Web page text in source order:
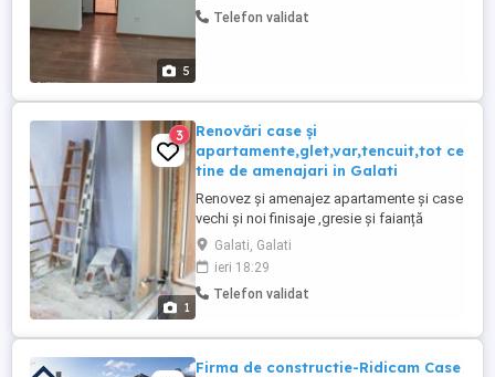
5
Telefon validat
1
3
Renovări case și
apartamente,glet,var,tencuit,tot ce
tine de amenajari in Galati
Renovez și amenajez apartamente și case
vechi și noi finisaje ,gresie și faianță
rigips,zugrăvit,parchet,tencuiala.etc de la
A la Z Cer și ofer seriozitate.
Galati, Galati
ieri 18:29
Telefon validat
Firma de constructie-Ridicam Case